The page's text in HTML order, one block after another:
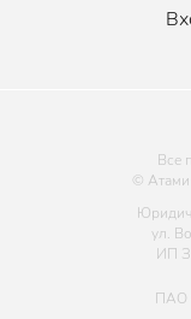
Все
© Атами
ул.
ИП
ПАО